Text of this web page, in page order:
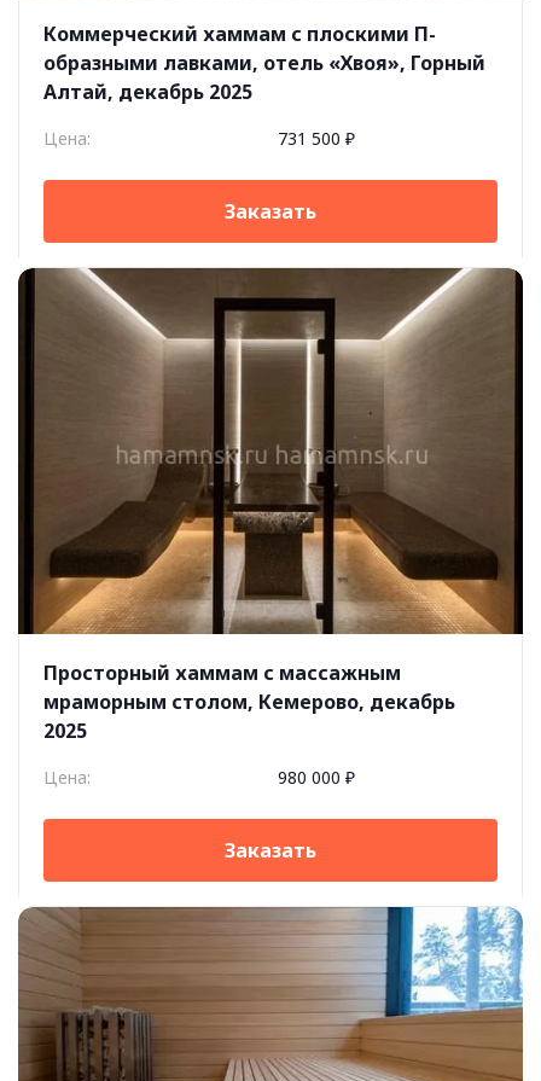
Коммерческий хаммам с плоскими П-
образными лавками, отель «Хвоя», Горный
Алтай, декабрь 2025
Цена: 731 500 ₽
Заказать
Просторный хаммам с массажным
мраморным столом, Кемерово, декабрь
2025
Цена: 980 000 ₽
Заказать